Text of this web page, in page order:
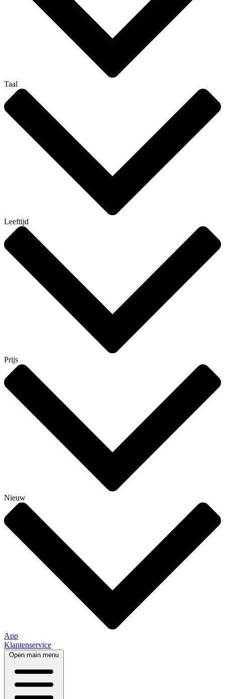
Taal
Leeftijd
Prijs
Nieuw
App
Klantenservice
Open main menu